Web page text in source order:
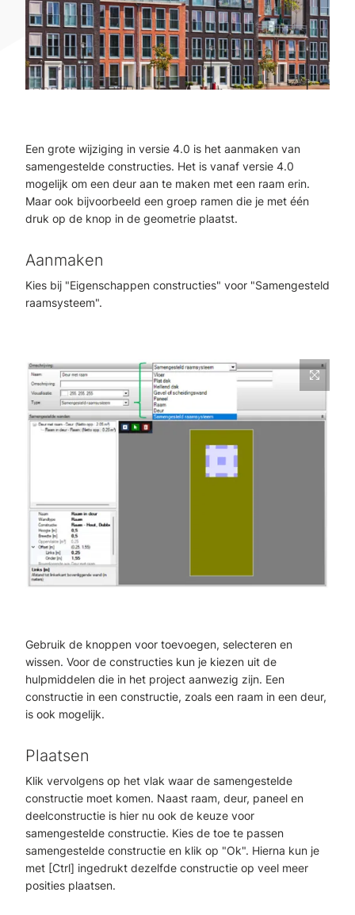
Een grote wijziging in versie 4.0 is het aanmaken van
samengestelde constructies. Het is vanaf versie 4.0
mogelijk om een deur aan te maken met een raam erin.
Maar ook bijvoorbeeld een groep ramen die je met één
druk op de knop in de geometrie plaatst.
Aanmaken
Kies bij "Eigenschappen constructies" voor "Samengesteld
raamsysteem".
Gebruik de knoppen voor toevoegen, selecteren en
wissen. Voor de constructies kun je kiezen uit de
hulpmiddelen die in het project aanwezig zijn. Een
constructie in een constructie, zoals een raam in een deur,
is ook mogelijk.
Plaatsen
Klik vervolgens op het vlak waar de samengestelde
constructie moet komen. Naast raam, deur, paneel en
deelconstructie is hier nu ook de keuze voor
samengestelde constructie. Kies de toe te passen
samengestelde constructie en klik op "Ok". Hierna kun je
met [Ctrl] ingedrukt dezelfde constructie op veel meer
posities plaatsen.